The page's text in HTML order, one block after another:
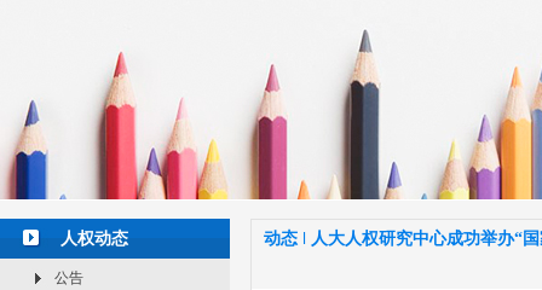
人权动态
公告
动态 ǀ 人大人权研究中心成功举办“